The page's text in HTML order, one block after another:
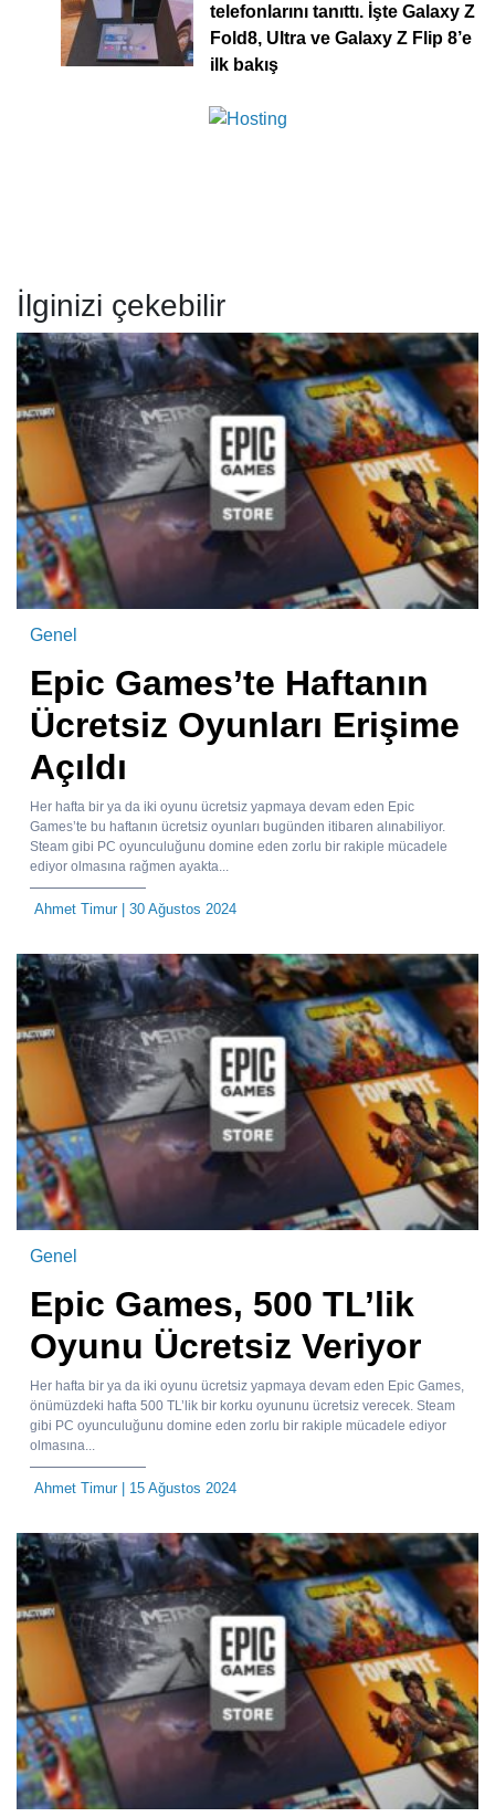
telefonlarını tanıttı. İşte Galaxy Z
Fold8, Ultra ve Galaxy Z Flip 8’e
ilk bakış
İlginizi çekebilir
Genel
Epic Games’te Haftanın
Ücretsiz Oyunları Erişime
Açıldı
Her hafta bir ya da iki oyunu ücretsiz yapmaya devam eden Epic
Games’te bu haftanın ücretsiz oyunları bugünden itibaren alınabiliyor.
Steam gibi PC oyunculuğunu domine eden zorlu bir rakiple mücadele
ediyor olmasına rağmen ayakta...
Ahmet Timur| 30 Ağustos 2024
Genel
Epic Games, 500 TL’lik
Oyunu Ücretsiz Veriyor
Her hafta bir ya da iki oyunu ücretsiz yapmaya devam eden Epic Games,
önümüzdeki hafta 500 TL’lik bir korku oyununu ücretsiz verecek. Steam
gibi PC oyunculuğunu domine eden zorlu bir rakiple mücadele ediyor
olmasına...
Ahmet Timur| 15 Ağustos 2024